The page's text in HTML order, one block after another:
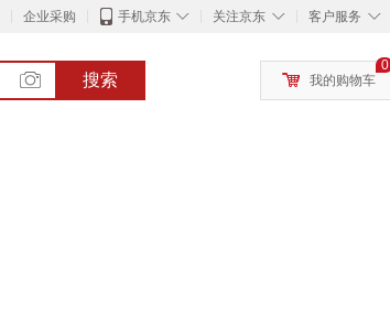
企业采购 ◇
手机京东 ◇
关注京东 ◇
客户服务
搜索
0
我的购物车